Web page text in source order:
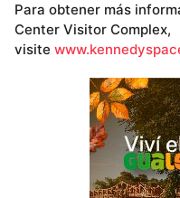
Para obtener más
Center Visitor Complex,
visite